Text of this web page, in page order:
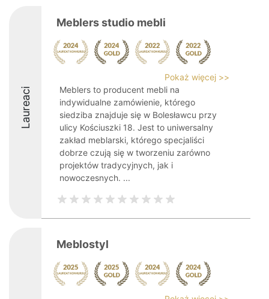
Laureaci
Meblers studio mebli
Pokaż więcej >>
Meblers to producent mebli na
indywidualne zamówienie, którego
siedziba znajduje się w Bolesławcu przy
ulicy Kościuszki 18. Jest to uniwersalny
zakład meblarski, którego specjaliści
dobrze czują się w tworzeniu zarówno
projektów tradycyjnych, jak i
nowoczesnych. ...
Meblostyl